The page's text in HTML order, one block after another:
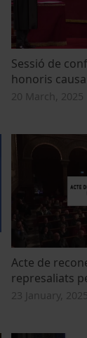
Sessió de
honoris
20 March, 2025
Acte de
represaliats
23 January, 2025